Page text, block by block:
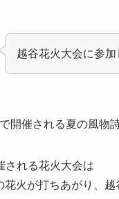
越谷花火大会に参
開催される夏の風物
される花火大会は
花火が打ちあがり、越